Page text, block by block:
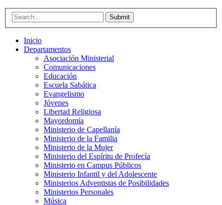
Submit
Inicio
Departamentos
Asociación Ministerial
Comunicaciones
Educación
Escuela Sabática
Evangelismo
Jóvenes
Libertad Religiosa
Mayordomía
Ministerio de Capellanía
Ministerio de la Familia
Ministerio de la Mujer
Ministerio del Espíritu de Profecía
Ministerio en Campus Públicos
Ministerio Infantil y del Adolescente
Ministerios Adventistas de Posibilidades
Ministerios Personales
Música